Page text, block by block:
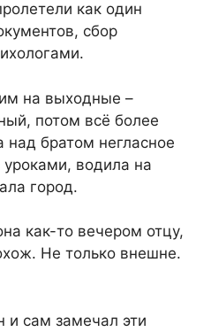
как один
сбор
на выходные –
потом всё более
над братом негласное
водила на
город.
как-то вечером отцу,
Не только внешне.
и сам замечал эти